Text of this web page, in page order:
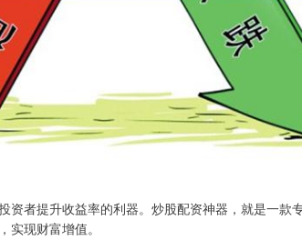
资者提升收益率的利器。炒股配资神器，就是一款
现财富增值。